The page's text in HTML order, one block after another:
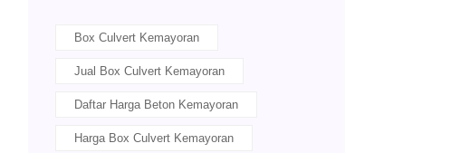
Box Culvert Kemayoran
Jual Box Culvert Kemayoran
Daftar Harga Beton Kemayoran
Harga Box Culvert Kemayoran